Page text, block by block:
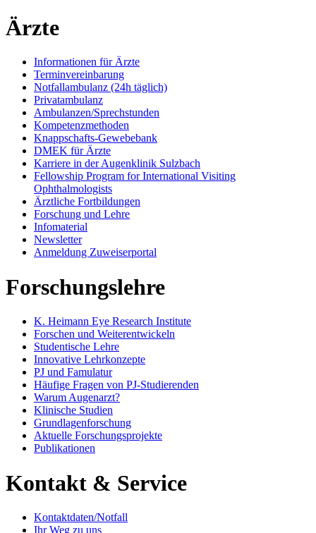
Ärzte
Informationen für Ärzte
Terminvereinbarung
Notfallambulanz (24h täglich)
Privatambulanz
Ambulanzen/Sprechstunden
Kompetenzmethoden
Knappschafts-Gewebebank
DMEK für Ärzte
Karriere in der Augenklinik Sulzbach
Fellowship Program for International Visiting
Ophthalmologists
Ärztliche Fortbildungen
Forschung und Lehre
Infomaterial
Newsletter
Anmeldung Zuweiserportal
Forschungslehre
K. Heimann Eye Research Institute
Forschen und Weiterentwickeln
Studentische Lehre
Innovative Lehrkonzepte
PJ und Famulatur
Häufige Fragen von PJ-Studierenden
Warum Augenarzt?
Klinische Studien
Grundlagenforschung
Aktuelle Forschungsprojekte
Publikationen
Kontakt & Service
Kontaktdaten/Notfall
Ihr Weg zu uns